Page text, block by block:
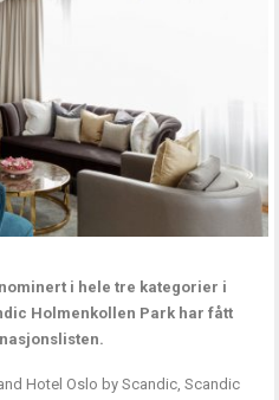
i hele tre kategorier i
Holmenkollen Park har fått
Hotel Oslo by Scandic, Scandic